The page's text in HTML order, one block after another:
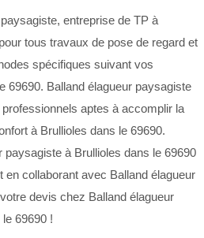
entreprise de TP à
tous travaux de pose de regard et
spécifiques suivant vos
69690. Balland élagueur paysagiste
aptes à accomplir la
à Brullioles dans le 69690.
à Brullioles dans le 69690
en collaborant avec Balland élagueur
devis chez Balland élagueur
69690 !